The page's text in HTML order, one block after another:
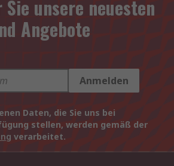
unsere neuesten
Angebote
Anmelden
Daten, die Sie uns bei
stellen, werden gemäß der
verarbeitet.